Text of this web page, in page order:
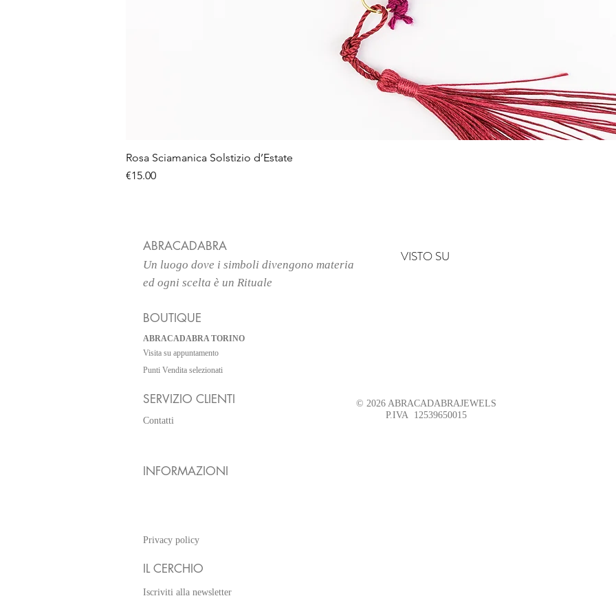
Rosa Sciamanica Solstizio d’Estate
Price
€15.00
ABRACADABRA
Un luogo dove i simboli divengono materia
ed ogni scelta è un Rituale
BOUTIQUE
ABRACADABRA TORINO
Visita su appuntamento
Punti Vendita selezionati
SERVIZIO CLIENTI
Contatti
INFORMAZIONI
Privacy policy
IL CERCHIO
Iscriviti alla newsletter
VISTO SU
© 2026 ABRACADABRAJEWELS
P.IVA 12539650015